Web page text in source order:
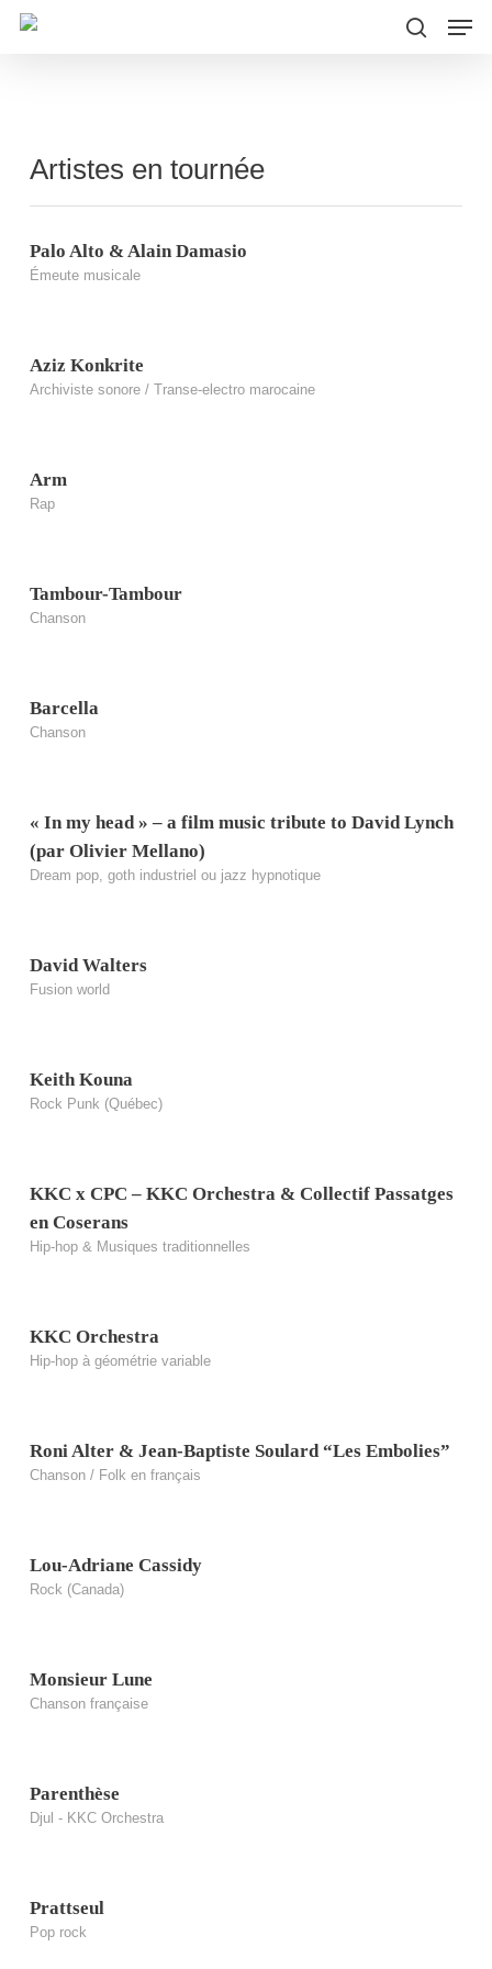
Skip
Artistes en tournée
Palo Alto & Alain Damasio
Émeute musicale
Aziz Konkrite
Archiviste sonore / Transe-electro marocaine
Arm
Rap
Tambour-Tambour
Chanson
Barcella
Chanson
« In my head » – a film music tribute to David Lynch
(par Olivier Mellano)
Dream pop, goth industriel ou jazz hypnotique
David Walters
Fusion world
Keith Kouna
Rock Punk (Québec)
KKC x CPC – KKC Orchestra & Collectif Passatges
en Coserans
Hip-hop & Musiques traditionnelles
KKC Orchestra
Hip-hop à géométrie variable
Roni Alter & Jean-Baptiste Soulard “Les Embolies”
Chanson / Folk en français
Lou-Adriane Cassidy
Rock (Canada)
Monsieur Lune
Chanson française
Parenthèse
Djul - KKC Orchestra
Prattseul
Pop rock